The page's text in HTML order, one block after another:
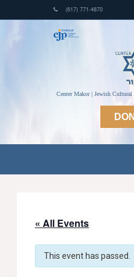
(617) 771-4870
Center Makor | Jewish
« All Events
This event has passed.